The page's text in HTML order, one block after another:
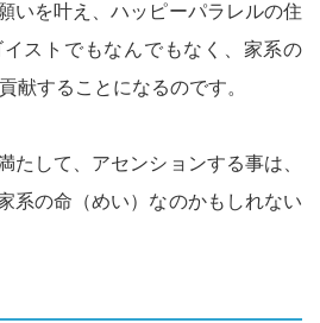
いを叶え、ハッピーパラレルの住
ストでもなんでもなく、家系の
献することになるのです。
たして、アセンションする事は、
系の命（めい）なのかもしれない